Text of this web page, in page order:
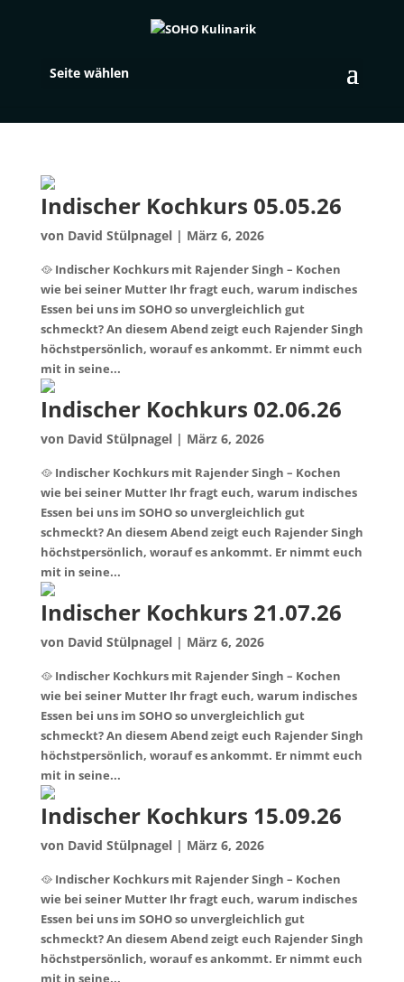
Seite wählen
Indischer Kochkurs 05.05.26
von David Stülpnagel| März 6, 2026
🥘 Indischer Kochkurs mit Rajender Singh – Kochen
wie bei seiner Mutter Ihr fragt euch, warum indisches
Essen bei uns im SOHO so unvergleichlich gut
schmeckt? An diesem Abend zeigt euch Rajender Singh
höchstpersönlich, worauf es ankommt. Er nimmt euch
mit in seine...
Indischer Kochkurs 02.06.26
von David Stülpnagel| März 6, 2026
🥘 Indischer Kochkurs mit Rajender Singh – Kochen
wie bei seiner Mutter Ihr fragt euch, warum indisches
Essen bei uns im SOHO so unvergleichlich gut
schmeckt? An diesem Abend zeigt euch Rajender Singh
höchstpersönlich, worauf es ankommt. Er nimmt euch
mit in seine...
Indischer Kochkurs 21.07.26
von David Stülpnagel| März 6, 2026
🥘 Indischer Kochkurs mit Rajender Singh – Kochen
wie bei seiner Mutter Ihr fragt euch, warum indisches
Essen bei uns im SOHO so unvergleichlich gut
schmeckt? An diesem Abend zeigt euch Rajender Singh
höchstpersönlich, worauf es ankommt. Er nimmt euch
mit in seine...
Indischer Kochkurs 15.09.26
von David Stülpnagel| März 6, 2026
🥘 Indischer Kochkurs mit Rajender Singh – Kochen
wie bei seiner Mutter Ihr fragt euch, warum indisches
Essen bei uns im SOHO so unvergleichlich gut
schmeckt? An diesem Abend zeigt euch Rajender Singh
höchstpersönlich, worauf es ankommt. Er nimmt euch
mit in seine...